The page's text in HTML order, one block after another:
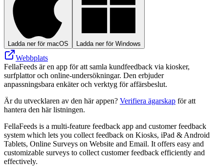
Ladda ner för macOS Ladda ner för Windows
Webbplats
FellaFeeds är en app för att samla kundfeedback via kiosker,
surfplattor och online-undersökningar. Den erbjuder
anpassningsbara enkäter och verktyg för affärsbeslut.
Är du utvecklaren av den här appen? Verifiera ägarskap för att
hantera den här listningen.
FellaFeeds is a multi-feature feedback app and customer feedback
system which lets you collect feedback on Kiosks, iPad & Android
Tablets, Online Surveys on Website and Email. It offers easy and
customizable surveys to collect customer feedback efficiently and
effectively.